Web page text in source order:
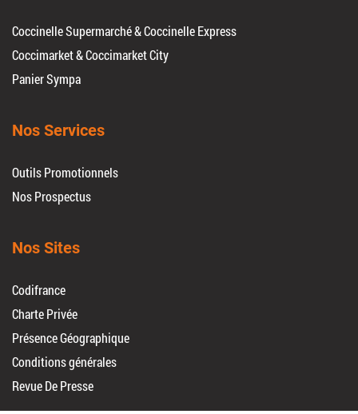
Coccinelle Supermarché & Coccinelle Express
Coccimarket & Coccimarket City
Panier Sympa
Nos Services
Outils Promotionnels
Nos Prospectus
Nos Sites
Codifrance
Charte Privée
Présence Géographique
Conditions générales
Revue De Presse